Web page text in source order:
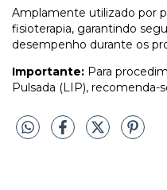
Amplamente utilizado por
fisioterapia, garantindo
desempenho durante os
Importante: Para
Pulsada (LIP), recomenda-